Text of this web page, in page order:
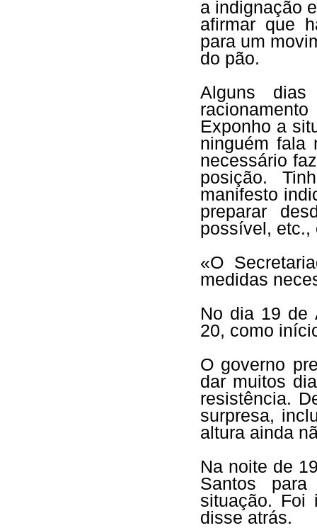
a indignação
afirmar que
para um
do pão.
Alguns
Exponho a
ninguém fala
necessário
posição.
manifesto
preparar
possível, etc.,
«O
medidas
No dia 19 de
20, como
O governo
dar muitos
resistência.
surpresa,
altura ainda
Na noite de
Santos
situação. Foi
disse atrás.